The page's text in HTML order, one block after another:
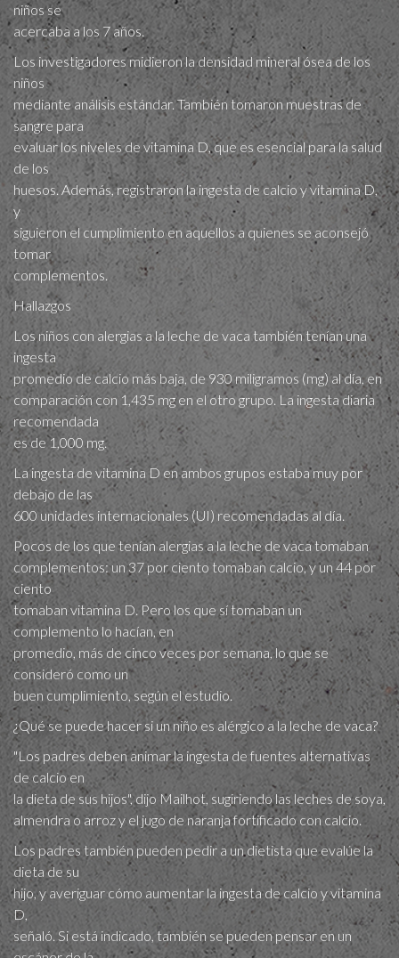
niños se
acercaba a los 7 años.
Los investigadores midieron la densidad mineral ósea de los
niños
mediante análisis estándar. También tomaron muestras de
sangre para
evaluar los niveles de vitamina D, que es esencial para la salud
de los
huesos. Además, registraron la ingesta de calcio y vitamina D,
y
siguieron el cumplimiento en aquellos a quienes se aconsejó
tomar
complementos.
Hallazgos
Los niños con alergias a la leche de vaca también tenían una
ingesta
promedio de calcio más baja, de 930 miligramos (mg) al día, en
comparación con 1,435 mg en el otro grupo. La ingesta diaria
recomendada
es de 1,000 mg.
La ingesta de vitamina D en ambos grupos estaba muy por
debajo de las
600 unidades internacionales (UI) recomendadas al día.
Pocos de los que tenían alergias a la leche de vaca tomaban
complementos: un 37 por ciento tomaban calcio, y un 44 por
ciento
tomaban vitamina D. Pero los que sí tomaban un
complemento lo hacían, en
promedio, más de cinco veces por semana, lo que se
consideró como un
buen cumplimiento, según el estudio.
¿Qué se puede hacer si un niño es alérgico a la leche de vaca?
"Los padres deben animar la ingesta de fuentes alternativas
de calcio en
la dieta de sus hijos", dijo Mailhot, sugiriendo las leches de soya,
almendra o arroz y el jugo de naranja fortificado con calcio.
Los padres también pueden pedir a un dietista que evalúe la
dieta de su
hijo, y averiguar cómo aumentar la ingesta de calcio y vitamina
D,
señaló. Si está indicado, también se pueden pensar en un